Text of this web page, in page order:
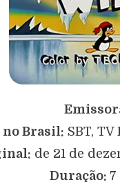
Brasil: SBT,
de 21 de
Duração: